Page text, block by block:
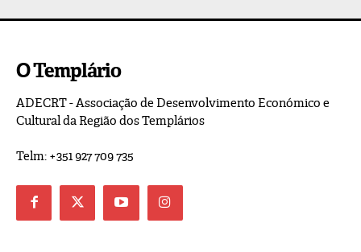
O Templário
ADECRT - Associação de Desenvolvimento Económico e
Cultural da Região dos Templários
Telm: +351 927 709 735